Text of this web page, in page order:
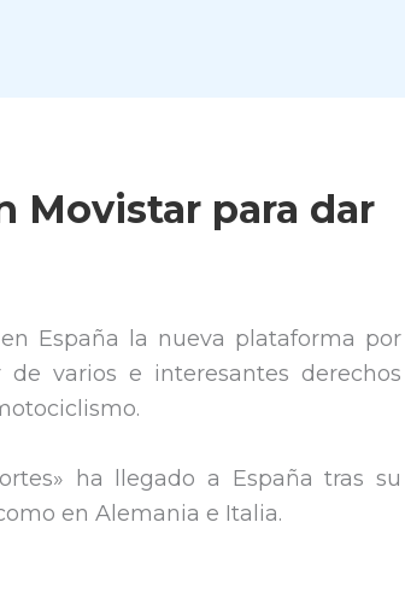
Movistar para dar
España la nueva plataforma por
varios e interesantes derechos
ha llegado a España tras su
en Alemania e Italia.